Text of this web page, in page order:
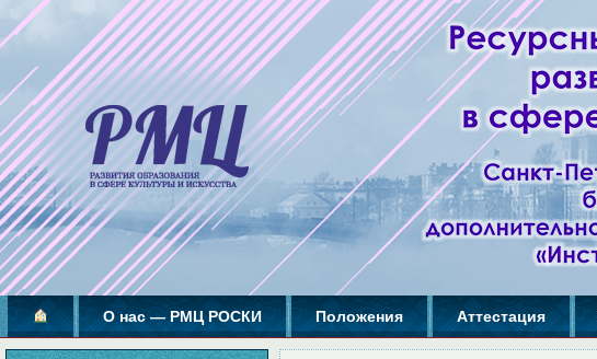
О нас — РМЦ РОСКИ Положения Аттестация